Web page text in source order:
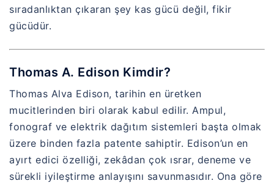
sıradanlıktan çıkaran şey kas gücü değil, fikir
gücüdür.
Thomas A. Edison Kimdir?
Thomas Alva Edison, tarihin en üretken
mucitlerinden biri olarak kabul edilir. Ampul,
fonograf ve elektrik dağıtım sistemleri başta olmak
üzere binden fazla patente sahiptir. Edison’un en
ayırt edici özelliği, zekâdan çok ısrar, deneme ve
sürekli iyileştirme anlayışını savunmasıdır. Ona göre